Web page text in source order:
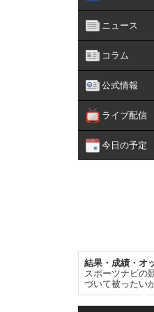
ニュース
コラム
公式情報
ライブ配信
今日の予定
結果・成績・オ
スポーツナビの
づいて被ったい